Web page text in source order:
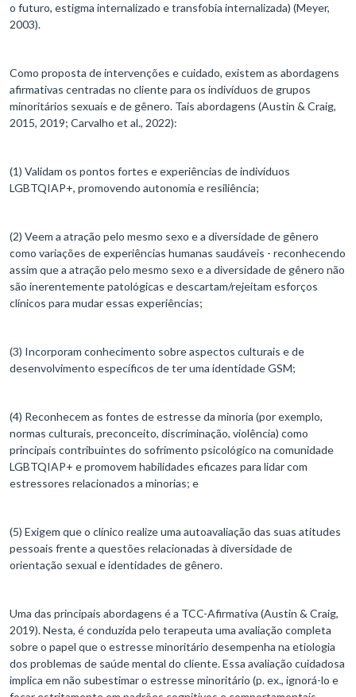
o futuro, estigma internalizado e transfobia internalizada) (Meyer,
2003).
Como proposta de intervenções e cuidado, existem as abordagens
afirmativas centradas no cliente para os indivíduos de grupos
minoritários sexuais e de gênero. Tais abordagens (Austin & Craig,
2015, 2019; Carvalho et al., 2022):
(1) Validam os pontos fortes e experiências de indivíduos
LGBTQIAP+, promovendo autonomia e resiliência;
(2) Veem a atração pelo mesmo sexo e a diversidade de gênero
como variações de experiências humanas saudáveis - reconhecendo
assim que a atração pelo mesmo sexo e a diversidade de gênero não
são inerentemente patológicas e descartam/rejeitam esforços
clínicos para mudar essas experiências;
(3) Incorporam conhecimento sobre aspectos culturais e de
desenvolvimento específicos de ter uma identidade GSM;
(4) Reconhecem as fontes de estresse da minoria (por exemplo,
normas culturais, preconceito, discriminação, violência) como
principais contribuintes do sofrimento psicológico na comunidade
LGBTQIAP+ e promovem habilidades eficazes para lidar com
estressores relacionados a minorias; e
(5) Exigem que o clínico realize uma autoavaliação das suas atitudes
pessoais frente a questões relacionadas à diversidade de
orientação sexual e identidades de gênero.
Uma das principais abordagens é a TCC-Afirmativa (Austin & Craig,
2019). Nesta, é conduzida pelo terapeuta uma avaliação completa
sobre o papel que o estresse minoritário desempenha na etiologia
dos problemas de saúde mental do cliente. Essa avaliação cuidadosa
implica em não subestimar o estresse minoritário (p. ex., ignorá-lo e